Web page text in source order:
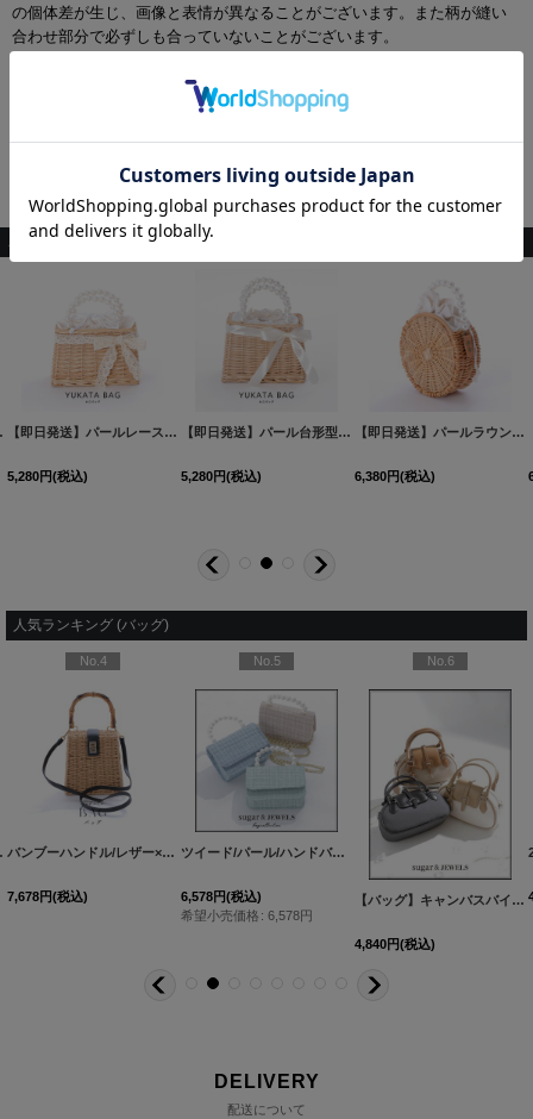
の個体差が生じ、画像と表情が異なることがございます。また柄が縫い
合わせ部分で必ずしも合っていないことがございます。
擦）や、汗や雨などでぬれた時は他の衣料等に移染する場合がございま
すのでお気を付け下さいませ。
ース 女性 浴衣通販
こちらもおすすめ♡
Y-7028-sb-P-F-23MY]
[B401-B]
[OF03] [YB-2304-kj-BE]
【即日発送】パールレースリボン台形型カゴバッグ[OF03] YB-2305-kj-BE]
5,280円(税込)
【即日発送】パール台形型カゴバッグ[OF03] [YB-2306-kj-
5,280円(税込)
【即日発送】パールラウンドカゴバッグ[OF03]
6,380円(税込)
人気ランキング (バッグ)
[OF01] [YB-2407-kj-BE]
No.4
バンブーハンドル/レザー×スプリットラタンカゴバッグ[OF01] YB-2403-kj-BE
7,678円(税込)
No.5
ツイード/パール/ハンドバック【バッグ】【Fサイズ/3カラー】[OF03]
6,578円(税込)
希望小売価格 : 6,578円
No.6
【バッグ】キャンバスバイカラーミニバッグ【Fサイズ/3カラー】[OF03]
4,840円(税込)
DELIVERY
配送について